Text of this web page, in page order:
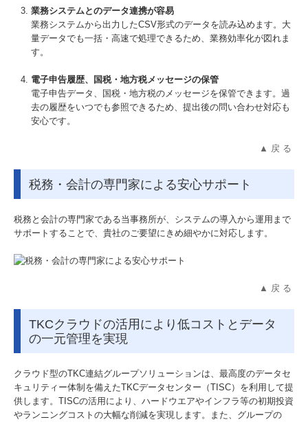
業務システムとのデータ連携が容易
業務システムから出力したCSV形式のデータを読み込めます。大
量データでも一括・高速で処理できるため、業務効率化が図れま
す。
電子申告履歴、国税・地方税メッセージの保管
電子申告データ、国税・地方税のメッセージを保管できます。過
去の履歴をいつでも参照できるため、提出後の問い合わせ対応も
安心です。
▲ 戻 る
税務・会計の専門家による安心サポート
税務と会計の専門家である当事務所が、システムの導入から運用まで
サポートすることで、貴社のご要望にきめ細やかに対応します。
▲ 戻 る
TKCクラウドの活用により低コストとデータ
の一元管理を実現
クラウド型のTKC連結グループソリューションは、最高度のデータセ
キュリティー体制を備えたTKCデータセンター（TISC）を利用して提
供します。TISCの活用により、ハードウエアやインフラ等の初期投資
やランニングコストの大幅な削減を実現します。また、グループの